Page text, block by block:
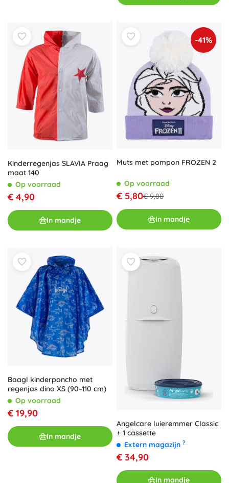
Kinderregenjas SLAVIA Praag
maat 140
Op voorraad
€ 4,90
In mandje
-41%
Muts met pompon FROZEN 2
Op voorraad
€ 5,80€ 9,80
In mandje
Baagl kinderponcho met
regenjas dino XS (90–110 cm)
Op voorraad
€ 19,90
In mandje
Angelcare luieremmer Classic
+ 1 cassette
Extern magazijn ?
€ 34,90
In mandje